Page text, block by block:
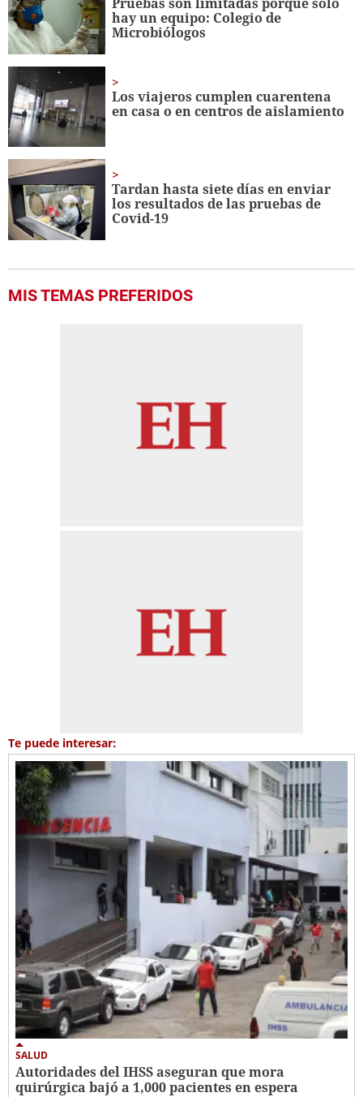
seconds
hay un equipo: Colegio de
Microbiólogos
Los viajeros cumplen cuarentena
en casa o en centros de aislamiento
Tardan hasta siete días en enviar
los resultados de las pruebas de
Covid-19
MIS TEMAS PREFERIDOS
Te puede interesar:
SALUD
Autoridades del IHSS aseguran que mora
quirúrgica bajó a 1,000 pacientes en espera